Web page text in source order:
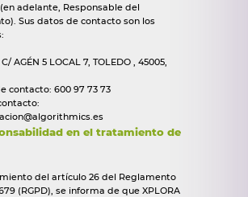
adelante, Responsable del
Sus datos de contacto son los
AGÉN 5 LOCAL 7, TOLEDO , 45005,
contacto: 600 97 73 73
en el tratamiento de
del artículo 26 del Reglamento
(RGPD), se informa de que XPLORA